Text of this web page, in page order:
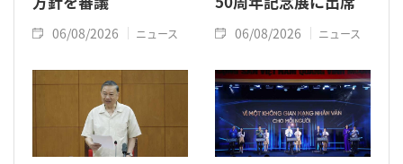
06/08/2026 ニュース 06/08/2026 ニュース